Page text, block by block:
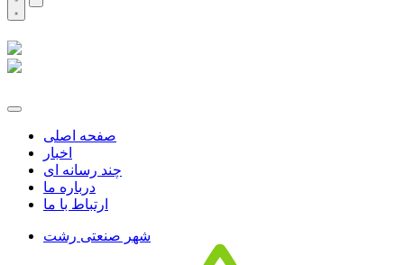
صفحه اصلی
اخبار
چند رسانه ای
درباره ما
ارتباط با ما
شهر صنعتی رشت